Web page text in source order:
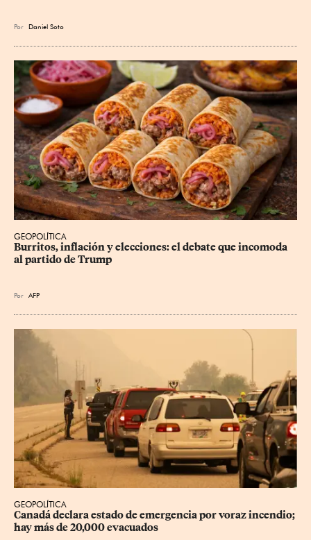
Por Daniel Soto
GEOPOLÍTICA
Burritos, inflación y elecciones: el debate que incomoda
al partido de Trump
Por AFP
GEOPOLÍTICA
Canadá declara estado de emergencia por voraz incendio;
hay más de 20,000 evacuados